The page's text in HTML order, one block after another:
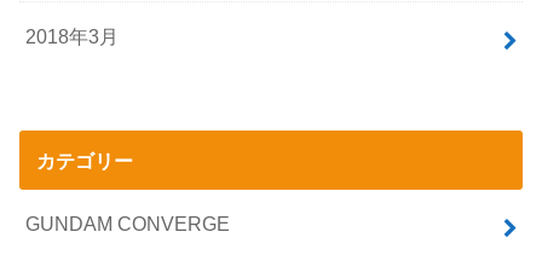
2018年3月
カテゴリー
GUNDAM CONVERGE